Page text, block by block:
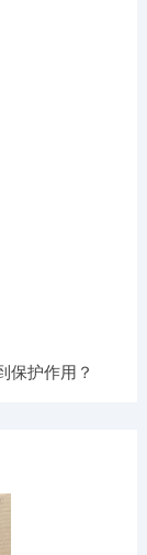
保护作用？